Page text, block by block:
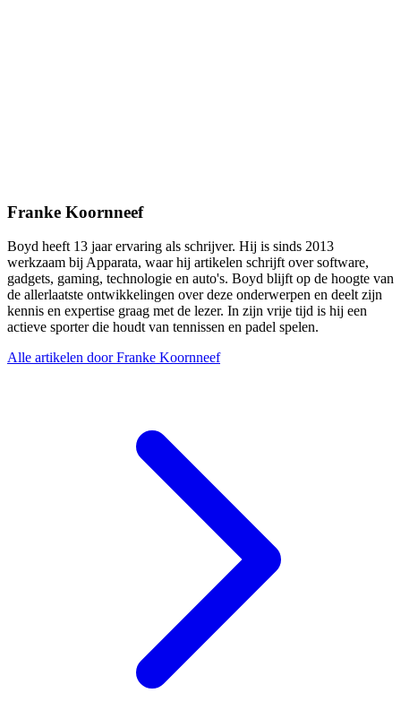
Franke Koornneef
Boyd heeft 13 jaar ervaring als schrijver. Hij is sinds 2013
werkzaam bij Apparata, waar hij artikelen schrijft over software,
gadgets, gaming, technologie en auto's. Boyd blijft op de hoogte van
de allerlaatste ontwikkelingen over deze onderwerpen en deelt zijn
kennis en expertise graag met de lezer. In zijn vrije tijd is hij een
actieve sporter die houdt van tennissen en padel spelen.
Alle artikelen door Franke Koornneef